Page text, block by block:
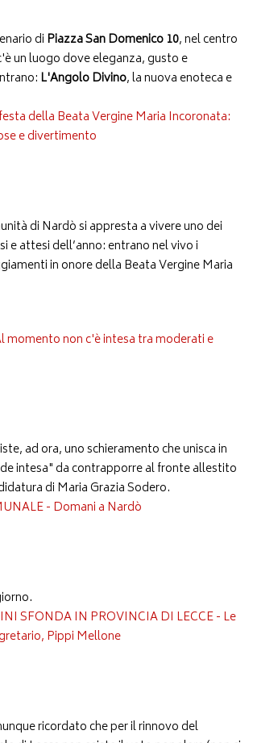
di Piazza San Domenico 10, nel centro
un luogo dove eleganza, gusto e
L'Angolo Divino, la nuova enoteca e
della Beata Vergine Maria Incoronata:
e divertimento
di Nardò si appresta a vivere uno dei
e attesi dell’anno: entrano nel vivo i
in onore della Beata Vergine Maria
momento non c'è intesa tra moderati e
ad ora, uno schieramento che unisca in
intesa" da contrapporre al fronte allestito
di Maria Grazia Sodero.
- Domani a Nardò
SFONDA IN PROVINCIA DI LECCE - Le
Pippi Mellone
ricordato che per il rinnovo del